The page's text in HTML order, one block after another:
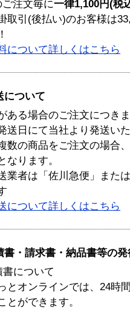
ご注文毎に一律1,100円(税
取引(後払い)のお客様は
について詳しくはこちら
について
ある場合のご注文につき
送日にて当社より発送い
数の商品をご注文の場合
なります。
業者は「佐川急便」また
について詳しくはこちら
書・請求書・納品書等の
書について
とオンラインでは、24時
とができます。